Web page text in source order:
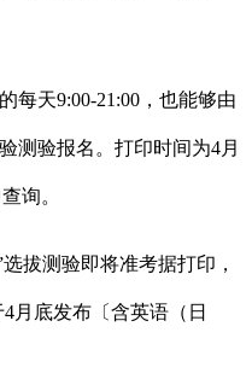
天9:00-21:00，也能够由
测验报名。打印时间为4月
询。
拔测验即将​准考据打印，
月底发布〔含英语（日